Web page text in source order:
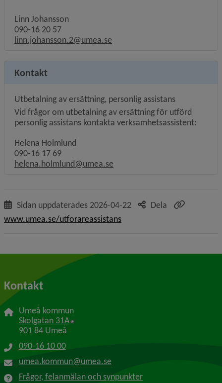
Linn Johansson
090-16 20 57
linn.johansson.2@umea.se
Kontakt
Utbetalning av ersättning, personlig assistans
Vid frågor om utbetalning av ersättning för utförd
personlig assistans kontakta verksamhetsassistent:
Helena Holmlund
090-16 17 69
helena.holmlund@umea.se
Sidan uppdaterades 2026-04-22
Dela
www.umea.se/utforareassistans
Kontakt
Umeå kommun
Skolgatan 31A Länk till annan webbplats, öppnas i nytt
901 84 Umeå
090-16 10 00
umea.kommun@umea.se
Frågor, felanmälan och synpunkter